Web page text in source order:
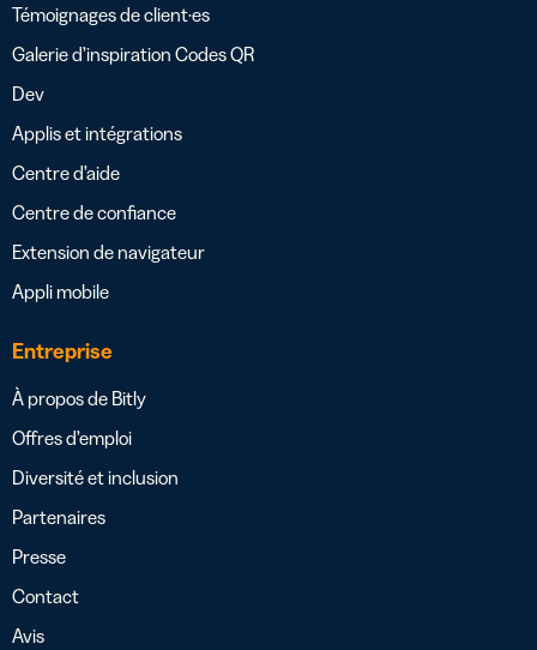
Témoignages de client·es
Galerie d’inspiration Codes QR
Dev
Applis et intégrations
Centre d’aide
Centre de confiance
Extension de navigateur
Appli mobile
Entreprise
À propos de Bitly
Offres d’emploi
Diversité et inclusion
Partenaires
Presse
Contact
Avis